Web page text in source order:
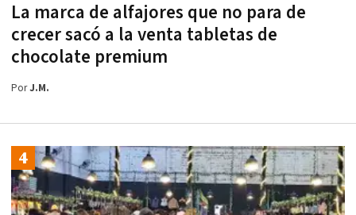
La marca de alfajores que no para de
crecer sacó a la venta tabletas de
chocolate premium
PorJ.M.